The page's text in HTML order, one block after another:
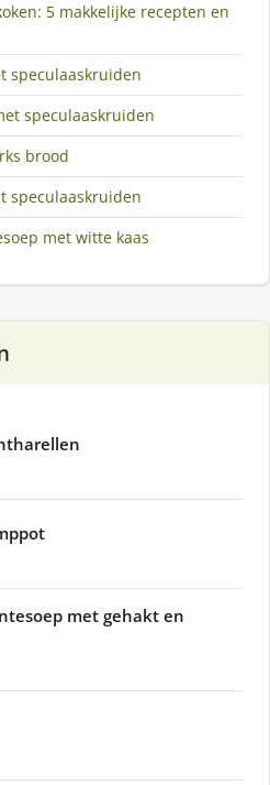
5 makkelijke recepten en
speculaaskruiden
speculaaskruiden
brood
speculaaskruiden
met witte kaas
met gehakt en